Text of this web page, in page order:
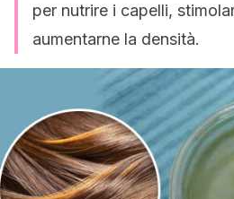
per nutrire i capelli,
aumentarne la densità.